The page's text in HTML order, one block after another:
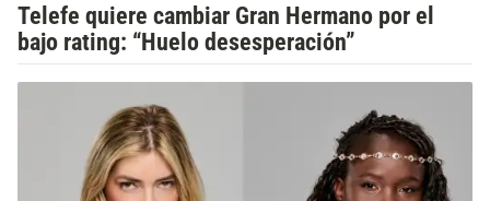
Telefe quiere cambiar Gran Hermano por el
bajo rating: “Huelo desesperación”